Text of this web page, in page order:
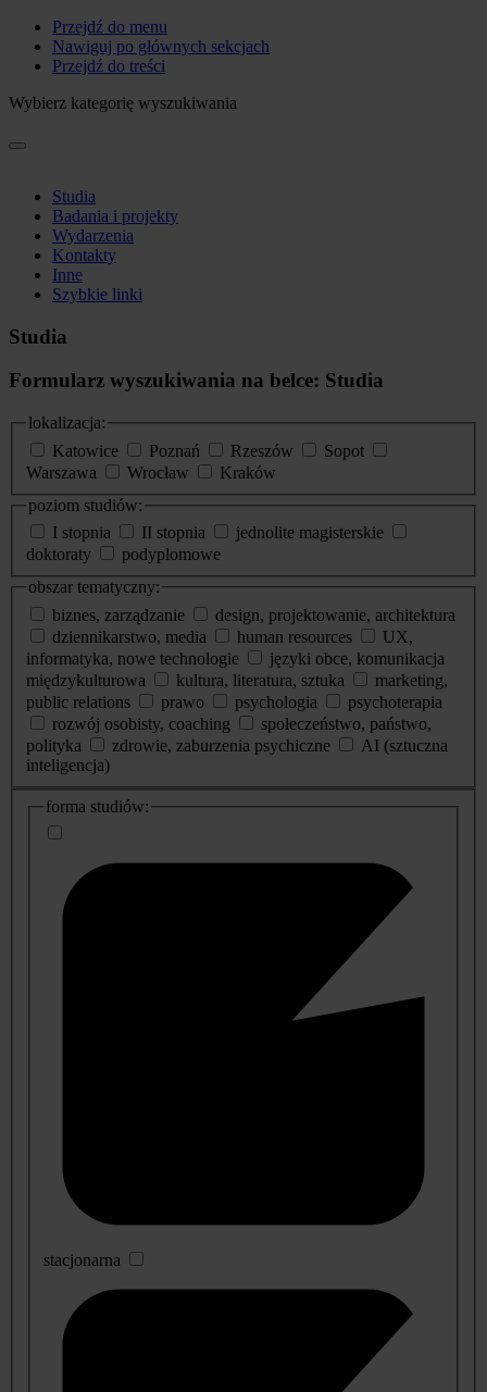
Przejdź do menu
Nawiguj po głównych sekcjach
Przejdź do treści
Wybierz kategorię wyszukiwania
Studia
Badania i projekty
Wydarzenia
Kontakty
Inne
Szybkie linki
Studia
Formularz wyszukiwania na belce: Studia
lokalizacja:
Katowice
Poznań Rzeszów
Sopot
Warszawa
Wrocław
Kraków
poziom studiów:
I stopnia
II stopnia
jednolite magisterskie
doktoraty
podyplomowe
obszar tematyczny:
biznes, zarządzanie
design, projektowanie, architektura
dziennikarstwo, media
human resources
UX,
informatyka, nowe technologie
języki obce, komunikacja
międzykulturowa
kultura, literatura, sztuka
marketing,
public relations
prawo psychologia
psychoterapia
rozwój osobisty, coaching
społeczeństwo, państwo,
polityka
zdrowie, zaburzenia psychiczne
AI (sztuczna
inteligencja)
dodatkowe
informacje
forma studiów:
stacjonarna